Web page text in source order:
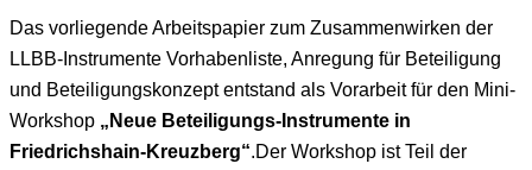
Das vorliegende Arbeitspapier zum Zusammenwirken der
LLBB-Instrumente Vorhabenliste, Anregung für Beteiligung
und Beteiligungskonzept entstand als Vorarbeit für den Mini-
Workshop „Neue Beteiligungs-Instrumente in
Friedrichshain-Kreuzberg“.Der Workshop ist Teil der